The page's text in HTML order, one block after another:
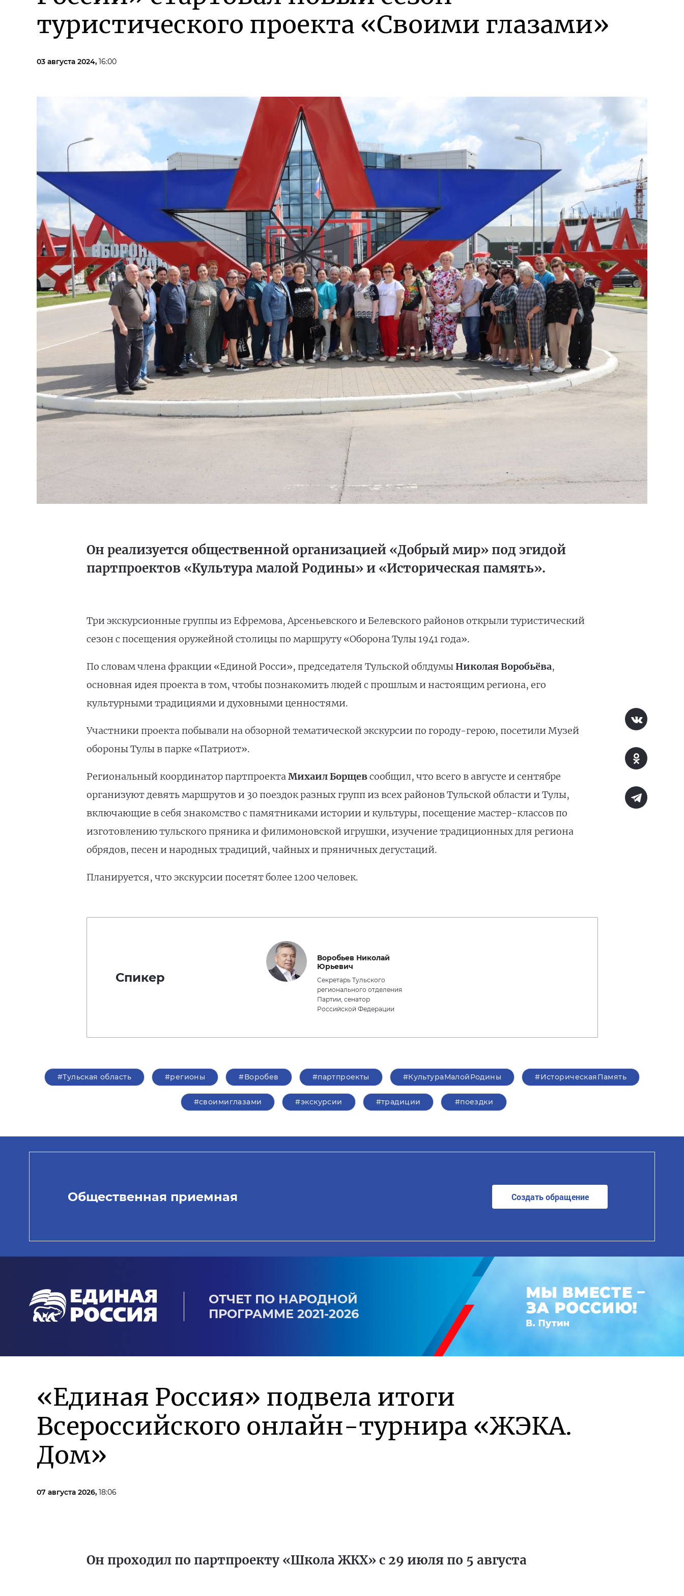
туристического проекта «Своими глазами»
03 августа 2024, 16:00
Он реализуется общественной организацией «Добрый мир» под эгидой
партпроектов «Культура малой Родины» и «Историческая память».
Три экскурсионные группы из Ефремова, Арсеньевского и Белевского районов открыли туристический
сезон с посещения оружейной столицы по маршруту «Оборона Тулы 1941 года».
По словам члена фракции «Единой Росси», председателя Тульской облдумыНиколая Воробьёва,
основная идея проекта в том, чтобы познакомить людей с прошлым и настоящим региона, его
культурными традициями и духовными ценностями.
Участники проекта побывали на обзорной тематической экскурсии по городу-герою, посетили Музей
обороны Тулы в парке «Патриот».
Региональный координатор партпроектаМихаил Борщевсообщил, что всего в августе и сентябре
организуют девять маршрутов и 30 поездок разных групп из всех районов Тульской области и Тулы,
включающие в себя знакомство с памятниками истории и культуры, посещение мастер-классов по
изготовлению тульского пряника и филимоновской игрушки, изучение традиционных для региона
обрядов, песен и народных традиций, чайных и пряничных дегустаций.
Планируется, что экскурсии посетят более 1200 человек.
Спикер
Воробьев Николай
Юрьевич
Секретарь Тульского
регионального отделения
Партии, сенатор
Российской Федерации
#Тульская область #регионы #Воробев #партпроекты #КультураМалойРодины #ИсторическаяПамять
#своимиглазами #экскурсии #традиции #поездки
Общественная приемная Создать обращение
ОТЧЕТ ПО НАРОДНОЙ
ПРОГРАММЕ 2021-2026
«Единая Россия» подвела итоги
Всероссийского онлайн-турнира «ЖЭКА.
Дом»
07 августа 2026, 18:06
Он проходил по партпроекту «Школа ЖКХ» с 29 июля по 5 августа